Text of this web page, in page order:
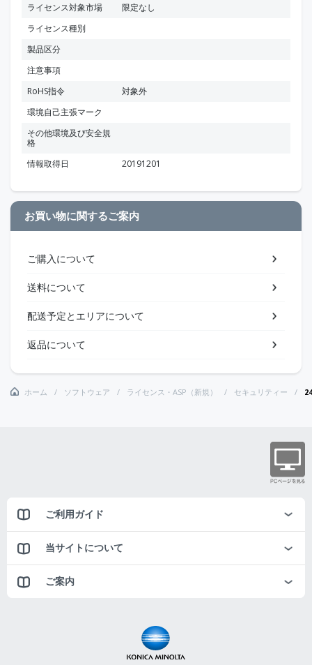
ライセンス対象市場
限定なし
ライセンス種別
製品区分
注意事項
RoHS指令
対象外
環境自己主張マーク
その他環境及び安全規
格
情報取得日
20191201
お買い物に関するご案内
ご購入について
送料について
配送予定とエリアについて
返品について
ホーム ソフトウェア ライセンス・ASP（新規） セキュリティー
ご利用ガイド
当サイトについて
ご案内